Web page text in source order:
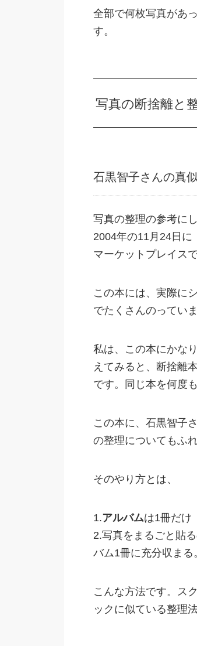
全部で何枚写真があ
す。
写真の断捨離と
石黒智子さんの真
写真の整理の参考に
2004年の11月24日に
マーケットプレイス
この本には、実際に
でたくさんのっていま
私は、この本にかな
えてみると、断捨離
です。同じ本を何度
この本に、石黒智子
の整理についてもふ
そのやり方とは、
1.アルバムは1冊だけ
2.写真をまるごと貼
バム1冊に充分収まる
こんな方法です。ス
ックに似ている整理